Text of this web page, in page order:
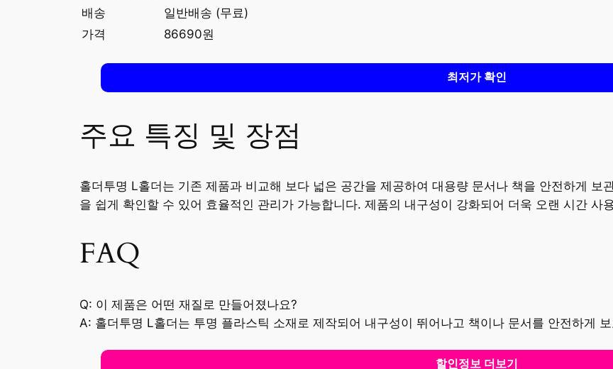
배송
일반배송 (무료)
가격
86690원
최저가 확인
주요 특징 및 장점
홀더투명 L홀더는 기존 제품과 비교해 보다 넓은 공간을 제공하여 대용량 문서나 책을 안전하게 보
을 쉽게 확인할 수 있어 효율적인 관리가 가능합니다. 제품의 내구성이 강화되어 더욱 오랜 시간 사
FAQ
Q: 이 제품은 어떤 재질로 만들어졌나요?
A: 홀더투명 L홀더는 투명 플라스틱 소재로 제작되어 내구성이 뛰어나고 책이나 문서를 안전하게
할인정보 더보기